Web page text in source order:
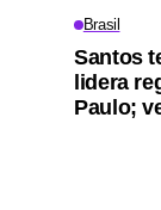
Brasil
Santos
lidera
Paulo;